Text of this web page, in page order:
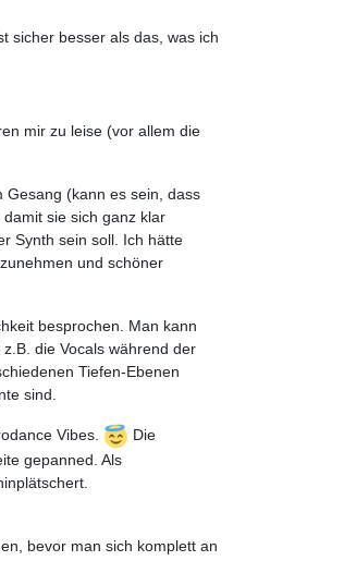
sicher besser als das, was ich
mir zu leise (vor allem die
Gesang (kann es sein, dass
sie sich ganz klar
Synth sein soll. Ich hätte
und schöner
besprochen. Man kann
die Vocals während der
Tiefen-Ebenen
sind.
Vibes.
Die
gepanned. Als
bevor man sich komplett an